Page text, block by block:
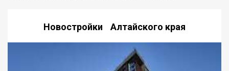
Новостройки Алтайского края